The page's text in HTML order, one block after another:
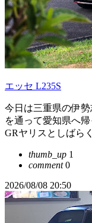
エッセ L235S
今日は三重県の伊
を通って愛知県へ
GRヤリスとしばら
thumb_up 1
comment0
2026/08/08 20:50